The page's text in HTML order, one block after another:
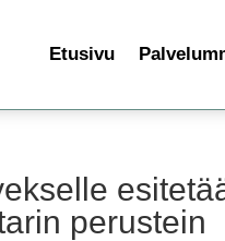
Etusivu
perustein